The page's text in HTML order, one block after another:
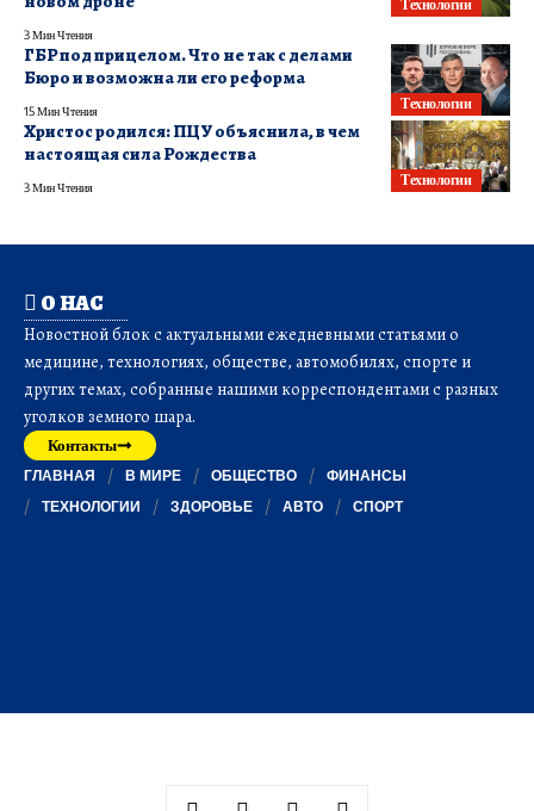
Технологии
3 Мин Чтения
Технологии
ГБР под прицелом. Что не так с делами
Бюро и возможна ли его реформа
15 Мин Чтения
Технологии
Христос родился: ПЦУ объяснила, в чем
настоящая сила Рождества
3 Мин Чтения
О НАС
Новостной блок с актуальными ежедневными статьями о
медицине, технологиях, обществе, автомобилях, спорте и
других темах, собранные нашими корреспондентами с разных
уголков земного шара.
Контакты
ГЛАВНАЯ В МИРЕ ОБЩЕСТВО
ФИНАНСЫ
ТЕХНОЛОГИИ
ЗДОРОВЬЕ АВТО СПОРТ